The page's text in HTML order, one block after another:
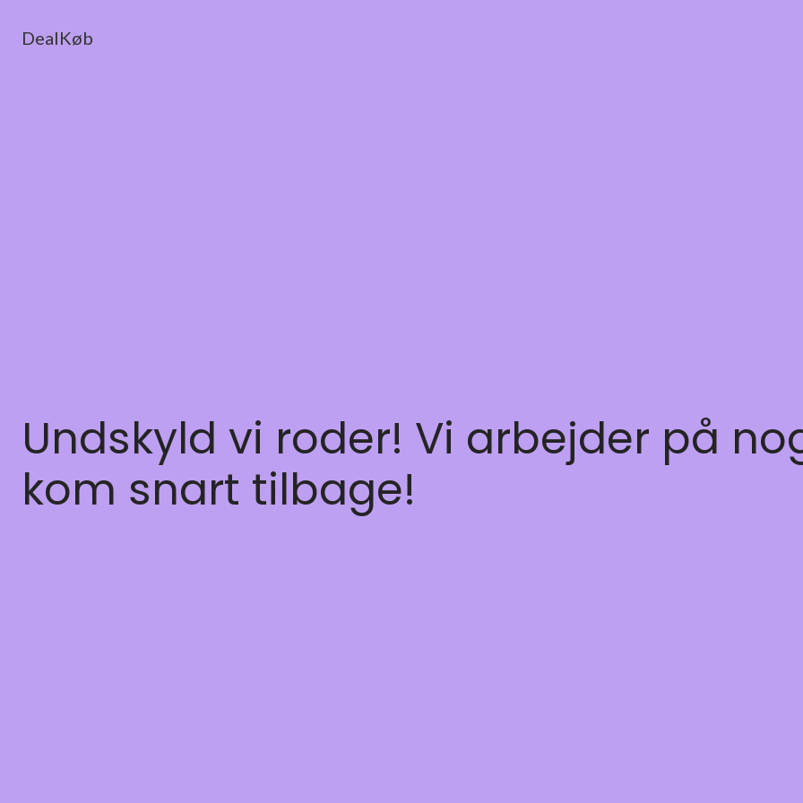
DealKøb
Undskyld vi roder! Vi arbejder på
kom snart tilbage!